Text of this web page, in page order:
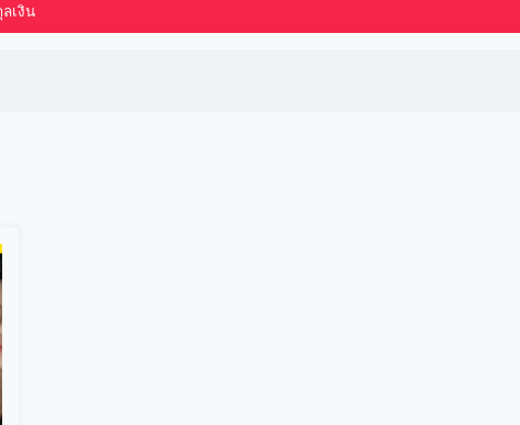
เงิน